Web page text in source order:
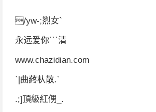
/yw-;煭女`
永远爱你```清
www.chazidian.com
`|曲蔠朲散.`
.;]頂級紅侽_.